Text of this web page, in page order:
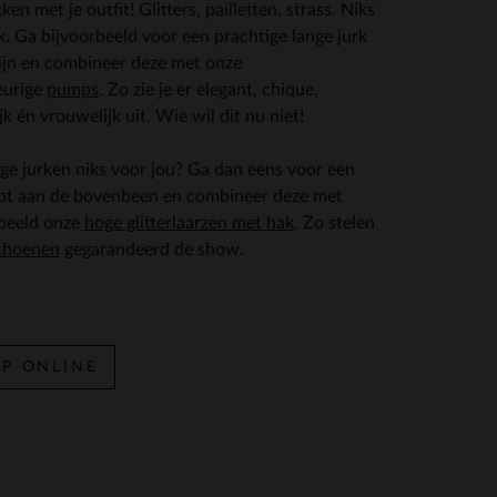
met je outfit! Glitters, pailletten, strass. Niks
Ga bijvoorbeeld voor een prachtige lange jurk
en combineer deze met onze
pumps . Zo zie je er elegant, chique,
én vrouwelijk uit. Wie wil dit nu niet!
jurken niks voor jou? Ga dan eens voor een
aan de bovenbeen en combineer deze met
onze hoge glitterlaarzen met hak . Zo stelen
gegarandeerd de show.
ONLINE